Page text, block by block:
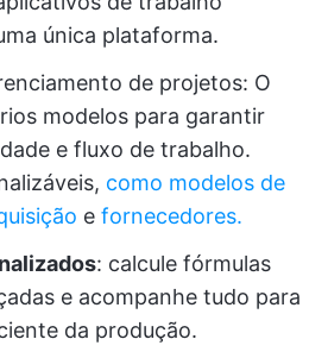
única plataforma.
de projetos: O
modelos para garantir
e fluxo de trabalho.
como modelos de
e fornecedores.
: calcule fórmulas
e acompanhe tudo para
da produção.